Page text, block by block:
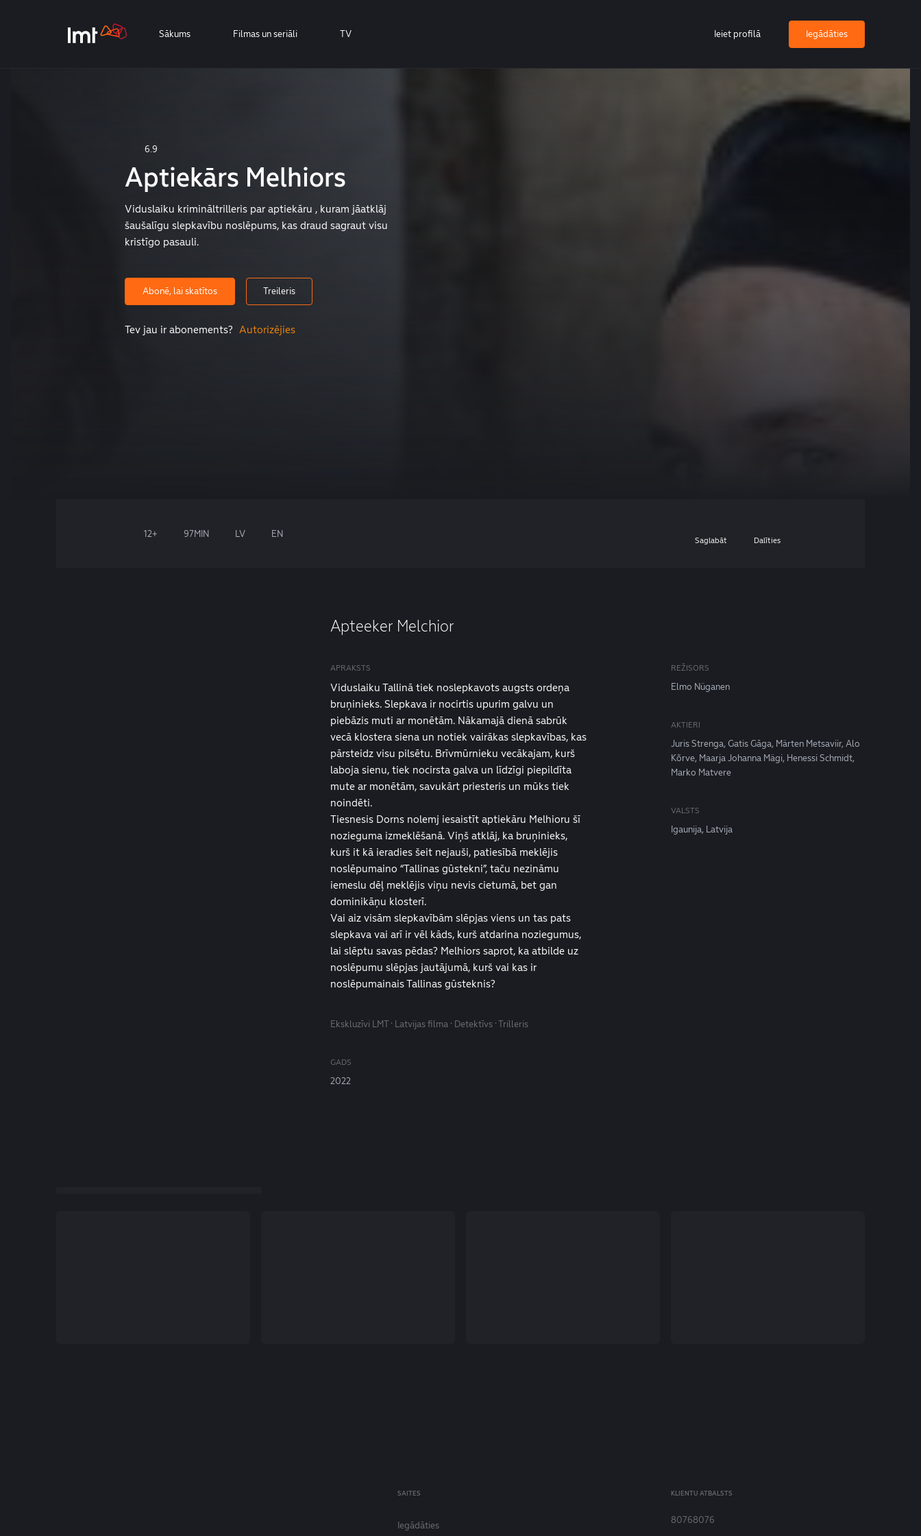
Sākums Filmas un seriāli TV Ieiet profilā Iegādāties
6.9
Aptiekārs Melhiors
Viduslaiku krimināltrilleris par aptiekāru , kuram jāatklāj
šaušalīgu slepkavību noslēpums, kas draud sagraut visu
kristīgo pasauli.
Abonē, lai skatītos Treileris
Tev jau ir abonements? Autorizējies
12+ 97MIN LV EN
Saglabāt Dalīties
Apteeker Melchior
APRAKSTS
Viduslaiku Tallinā tiek noslepkavots augsts ordeņa
bruņinieks. Slepkava ir nocirtis upurim galvu un
piebāzis muti ar monētām. Nākamajā dienā sabrūk
vecā klostera siena un notiek vairākas slepkavības, kas
pārsteidz visu pilsētu. Brīvmūrnieku vecākajam, kurš
laboja sienu, tiek nocirsta galva un līdzīgi piepildīta
mute ar monētām, savukārt priesteris un mūks tiek
noindēti.
Tiesnesis Dorns nolemj iesaistīt aptiekāru Melhioru šī
nozieguma izmeklēšanā. Viņš atklāj, ka bruņinieks,
kurš it kā ieradies šeit nejauši, patiesībā meklējis
noslēpumaino “Tallinas gūstekni”, taču nezināmu
iemeslu dēļ meklējis viņu nevis cietumā, bet gan
dominikāņu klosterī.
Vai aiz visām slepkavībām slēpjas viens un tas pats
slepkava vai arī ir vēl kāds, kurš atdarina noziegumus,
lai slēptu savas pēdas? Melhiors saprot, ka atbilde uz
noslēpumu slēpjas jautājumā, kurš vai kas ir
noslēpumainais Tallinas gūsteknis?
Ekskluzīvi LMT · Latvijas filma · Detektīvs · Trilleris
GADS
2022
REŽISORS
Elmo Nüganen
AKTIERI
Juris Strenga, Gatis Gāga, Märten Metsaviir, Alo
Kõrve, Maarja Johanna Mägi, Henessi Schmidt,
Marko Matvere
VALSTS
Igaunija, Latvija
SAITES
Iegādāties
KLIENTU ATBALSTS
80768076